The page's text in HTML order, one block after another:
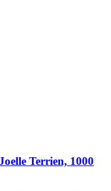
Terrien, 1000